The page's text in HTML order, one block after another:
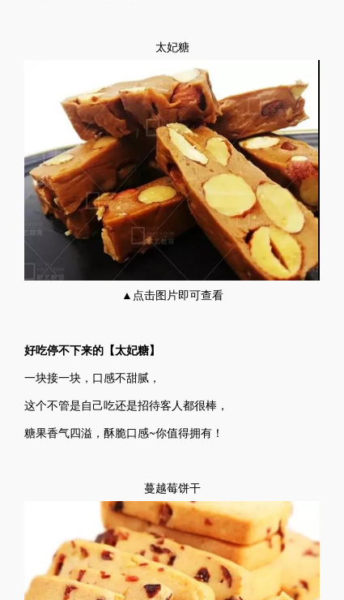
太妃糖
▲点击图片即可查看
好吃停不下来的【太妃糖】
一块接一块，口感不甜腻，
这个不管是自己吃还是招待客人都很棒，
糖果香气四溢，酥脆口感~你值得拥有！
蔓越莓饼干